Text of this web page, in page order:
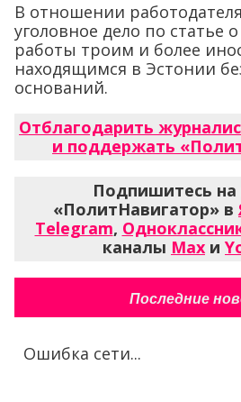
В отношении
уголовное дело по статье
работы троим и более
находящимся в Эстонии
оснований.
Отблагодарить
и поддержать
Подпишитесь на
«ПолитНавигатор» в
Telegram,
каналы Max и
Последние
Ошибка сети...